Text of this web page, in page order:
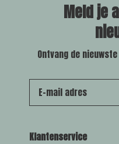
Meld je
Ontvang de
Klantenservice